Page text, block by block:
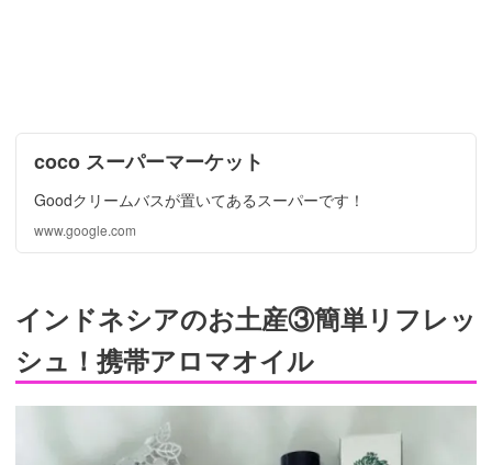
coco スーパーマーケット
Goodクリームバスが置いてあるスーパーです！
www.google.com
インドネシアのお土産③簡単リフレッ
シュ！携帯アロマオイル